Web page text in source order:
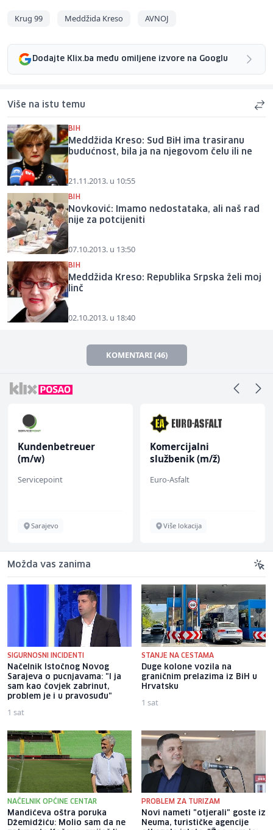
Krug 99 Meddžida Kreso AVNOJ
Dodajte Klix.ba među omiljene izvore na Googlu
Više na istu temu
BIH
Meddžida Kreso: Sud BiH ima trasiranu
budućnost, bila ja na njegovom čelu ili ne
21.11.2013. u 10:55
BIH
Novković: Imamo nedostataka, ali naš rad
nije za potcijeniti
07.10.2013. u 13:50
BIH
Meddžida Kreso: Republika Srpska želi moj
linč
02.10.2013. u 18:40
KOMENTARI (46)
Kundenbetreuer
(m/w)
Servicepoint
Sarajevo
Komercijalni
službenik (m/ž)
Euro-Asfalt
Više lokacija
Možda vas zanima
SIGURNOSNI INCIDENTI
Načelnik Istočnog Novog
Sarajeva o pucnjavama: "I ja
sam kao čovjek zabrinut,
problem je i u pravosuđu"
1 sat
STANJE NA CESTAMA
Duge kolone vozila na
graničnim prelazima iz BiH u
Hrvatsku
1 sat
NAČELNIK OPĆINE CENTAR
Mandićeva oštra poruka
Džemidžiću: Molio sam da ne
PROBLEM ZA TURIZAM
Novi nameti "otjerali" goste iz
Neuma, turističke agencije